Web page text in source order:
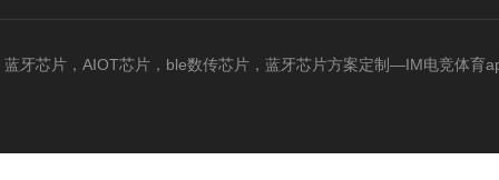
蓝牙芯片，AIOT芯片，ble数传芯片，蓝牙芯片方案定制—IM电竞体